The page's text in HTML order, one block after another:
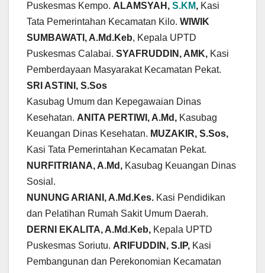
Puskesmas Kempo. ALAMSYAH, S.KM, Kasi
Tata Pemerintahan Kecamatan Kilo. WIWIK
SUMBAWATI, A.Md.Keb, Kepala UPTD
Puskesmas Calabai. SYAFRUDDIN, AMK, Kasi
Pemberdayaan Masyarakat Kecamatan Pekat.
SRI ASTINI, S.Sos
Kasubag Umum dan Kepegawaian Dinas
Kesehatan. ANITA PERTIWI, A.Md, Kasubag
Keuangan Dinas Kesehatan. MUZAKIR, S.Sos,
Kasi Tata Pemerintahan Kecamatan Pekat.
NURFITRIANA, A.Md, Kasubag Keuangan Dinas
Sosial.
NUNUNG ARIANI, A.Md.Kes. Kasi Pendidikan
dan Pelatihan Rumah Sakit Umum Daerah.
DERNI EKALITA, A.Md.Keb, Kepala UPTD
Puskesmas Soriutu. ARIFUDDIN, S.IP, Kasi
Pembangunan dan Perekonomian Kecamatan